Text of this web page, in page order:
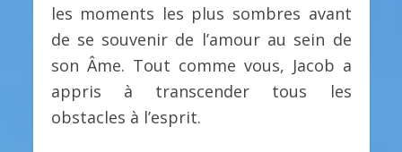
les moments les plus sombres avant
de se souvenir de l’amour au sein de
son Âme. Tout comme vous, Jacob a
appris à transcender tous les
obstacles à l’esprit.